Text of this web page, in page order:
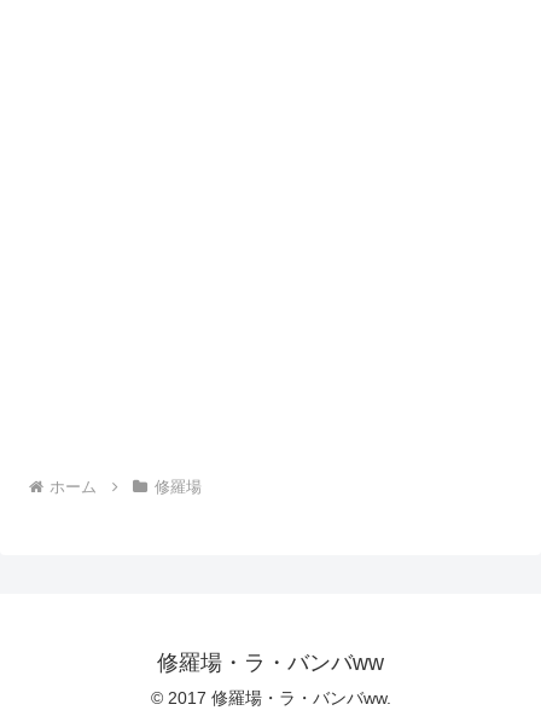
ホーム 修羅場
修羅場・ラ・バンバww
© 2017 修羅場・ラ・バンバww.